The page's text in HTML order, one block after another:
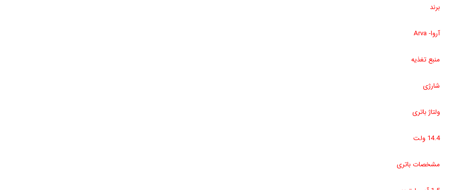
برند
آروا- Arva
منبع تغذیه
شارژی
ولتاژ باتری
14.4 ولت
مشخصات باتری